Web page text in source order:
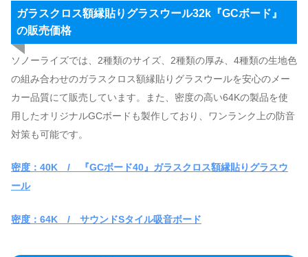
ガラスクロス額縁貼りグラスウール32k『GCボード』
の販売価格
ソノーライズでは、2種類のサイズ、2種類の厚み、4種類の生地色
の組み合わせのガラスクロス額縁貼りグラスウールを安心のメー
カー品質にて販売しています。また、密度の高い64Kの製品を使
用したオリジナルGCボードも製作しており、ワンランク上の防音
対策も可能です。
密度：40K / 『GCボード40』ガラスクロス額縁貼りグラスウ
ール
密度：64K / サウンドSタイル吸音ボード